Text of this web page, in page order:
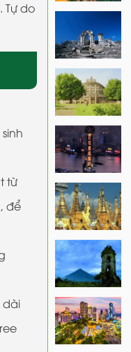
Tự do
từ
để
dài